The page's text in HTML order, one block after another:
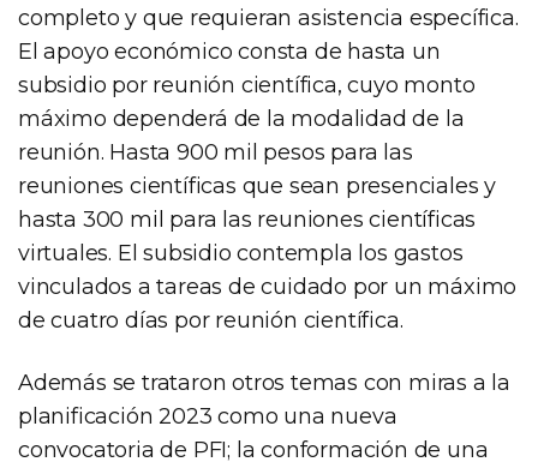
completo y que requieran asistencia específica.
El apoyo económico consta de hasta un
subsidio por reunión científica, cuyo monto
máximo dependerá de la modalidad de la
reunión. Hasta 900 mil pesos para las
reuniones científicas que sean presenciales y
hasta 300 mil para las reuniones científicas
virtuales. El subsidio contempla los gastos
vinculados a tareas de cuidado por un máximo
de cuatro días por reunión científica.
Además se trataron otros temas con miras a la
planificación 2023 como una nueva
convocatoria de PFI; la conformación de una